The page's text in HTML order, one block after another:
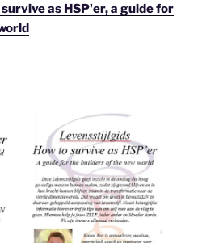
as HSP'er, a guide for